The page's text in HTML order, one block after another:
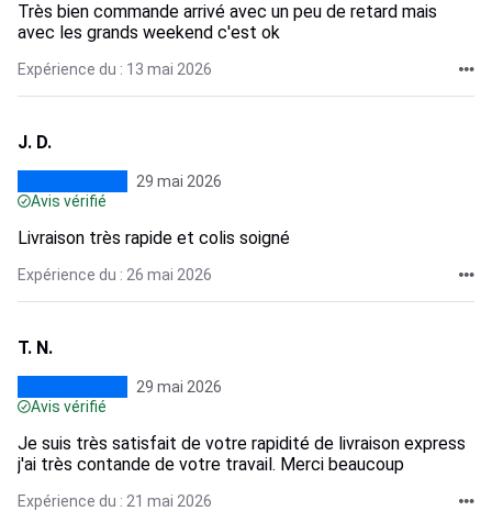
Très bien commande arrivé avec un peu de retard mais
avec les grands weekend c'est ok
Expérience du : 13 mai 2026
J. D.
29 mai 2026
Avis vérifié
Livraison très rapide et colis soigné
Expérience du : 26 mai 2026
T. N.
29 mai 2026
Avis vérifié
Je suis très satisfait de votre rapidité de livraison express
j'ai très contande de votre travail. Merci beaucoup
Expérience du : 21 mai 2026